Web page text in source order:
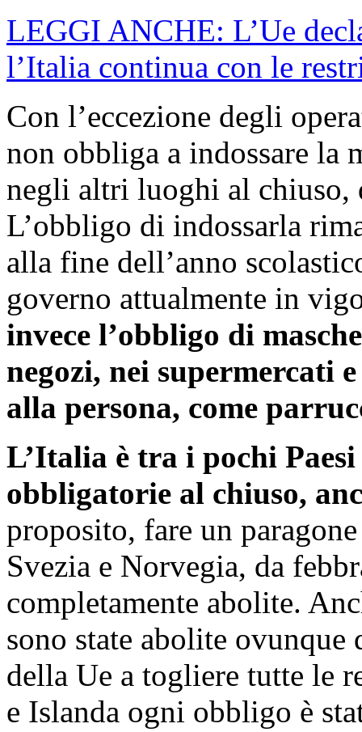
LEGGI ANCHE: L’Ue
l’Italia continua con le
Con l’eccezione degli
non obbliga a indossare la
negli altri luoghi al chiuso,
L’obbligo di indossarla
alla fine dell’anno
governo attualmente in
invece l’obbligo di
negozi, nei supermercati
alla persona, come
L’Italia è tra i pochi
obbligatorie al chiuso,
proposito, fare un
Svezia e Norvegia, da
completamente abolite.
sono state abolite
della Ue a togliere tutte le
e Islanda ogni obbligo è